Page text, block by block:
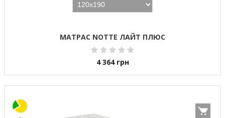
МАТРАС NOTTE ЛАЙТ ПЛЮС
4 364 грн